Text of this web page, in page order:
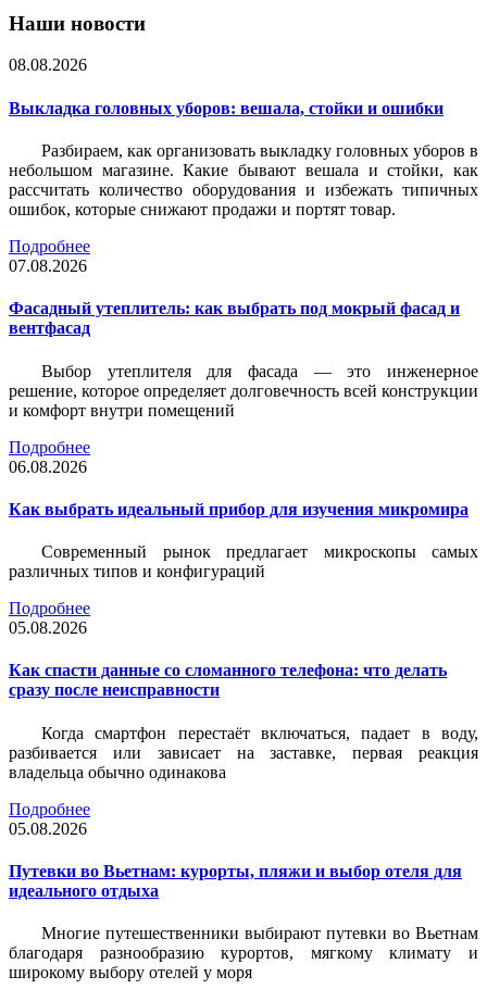
Наши новости
08.08.2026
Выкладка головных уборов: вешала, стойки и ошибки
Разбираем, как организовать выкладку головных уборов в
небольшом магазине. Какие бывают вешала и стойки, как
рассчитать количество оборудования и избежать типичных
ошибок, которые снижают продажи и портят товар.
Подробнее
07.08.2026
Фасадный утеплитель: как выбрать под мокрый фасад и
вентфасад
Выбор утеплителя для фасада — это инженерное
решение, которое определяет долговечность всей конструкции
и комфорт внутри помещений
Подробнее
06.08.2026
Как выбрать идеальный прибор для изучения микромира
Современный рынок предлагает микроскопы самых
различных типов и конфигураций
Подробнее
05.08.2026
Как спасти данные со сломанного телефона: что делать
сразу после неисправности
Когда смартфон перестаёт включаться, падает в воду,
разбивается или зависает на заставке, первая реакция
владельца обычно одинакова
Подробнее
05.08.2026
Путевки во Вьетнам: курорты, пляжи и выбор отеля для
идеального отдыха
Многие путешественники выбирают путевки во Вьетнам
благодаря разнообразию курортов, мягкому климату и
широкому выбору отелей у моря